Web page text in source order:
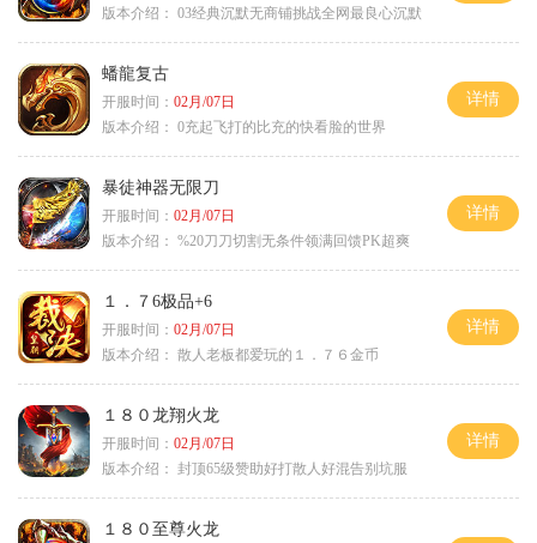
版本介绍： 03经典沉默无商铺挑战全网最良心沉默
蟠龍复古
开服时间： 02月/07日
版本介绍： 0充起飞打的比充的快看脸的世界
详情
暴徒神器无限刀
开服时间： 02月/07日
版本介绍： %20刀刀切割无条件领满回馈PK超爽
详情
１．７6极品+6
开服时间： 02月/07日
版本介绍： 散人老板都爱玩的１．７６金币
详情
１８０龙翔火龙
开服时间： 02月/07日
版本介绍： 封顶65级赞助好打散人好混告别坑服
详情
１８０至尊火龙